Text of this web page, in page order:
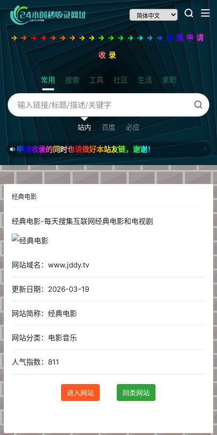
→→→→→→→→→→→→→→→→点我申请
收录
常用 搜索 工具 社区 生活 求职
站内 百度 必应
申请收录的同时也请做好本站友链，谢谢！
经典电影
经典电影-每天搜集互联网经典电影和电视剧
网站域名：www.jddy.tv
更新日期：2026-03-19
网站简称：经典电影
网站分类：电影音乐
人气指数：811
进入网站 同类网站